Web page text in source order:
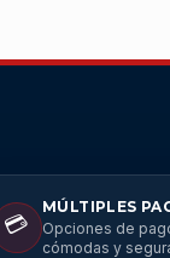
💳
MÚLTIPLES
Opciones de
cómodas y